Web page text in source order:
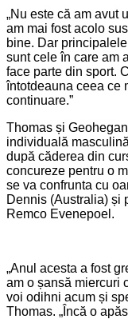
„Nu este că am avut
am mai fost acolo
bine. Dar
sunt cele în care am
face parte din sport.
întotdeauna ceea ce
continuare.”
Thomas și
individuală
după căderea din
concureze pentru o
se va confrunta cu
Dennis (Australia) și
Remco Evenepoel.
„Anul acesta a fost
am o șansă miercuri
voi odihni acum și
Thomas. „Încă o